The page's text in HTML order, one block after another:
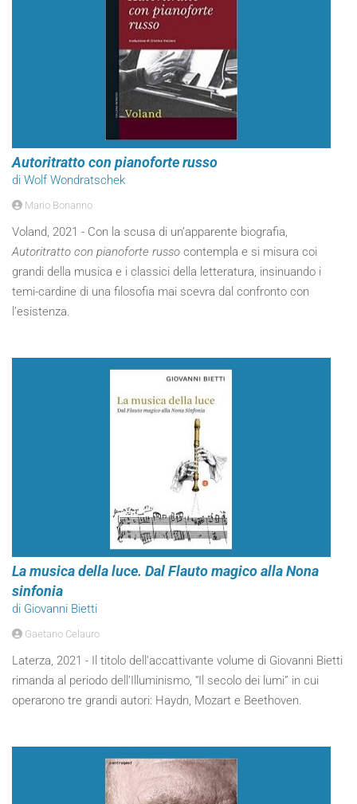
Autoritratto con pianoforte russo
di Wolf Wondratschek
Mario Bonanno
Voland, 2021 - Con la scusa di un’apparente biografia,
Autoritratto con pianoforte russo contempla e si misura coi
grandi della musica e i classici della letteratura, insinuando i
temi-cardine di una filosofia mai scevra dal confronto con
l’esistenza.
La musica della luce. Dal Flauto magico alla Nona
sinfonia
di Giovanni Bietti
Gaetano Celauro
Laterza, 2021 - Il titolo dell’accattivante volume di Giovanni Bietti
rimanda al periodo dell’Illuminismo, “Il secolo dei lumi” in cui
operarono tre grandi autori: Haydn, Mozart e Beethoven.